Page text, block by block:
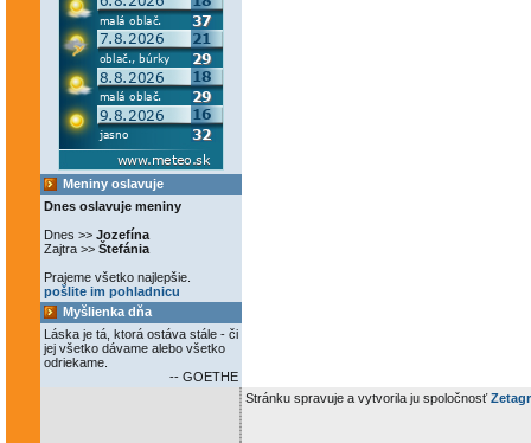
Meniny oslavuje
Dnes oslavuje meniny
Dnes >> Jozefína
Zajtra >> Štefánia
Prajeme všetko najlepšie.
pošlite im pohladnicu
Myšlienka dňa
Láska je tá, ktorá ostáva stále - či
jej všetko dávame alebo všetko
odriekame.
-- GOETHE
Stránku spravuje a vytvorila ju spoločnosť